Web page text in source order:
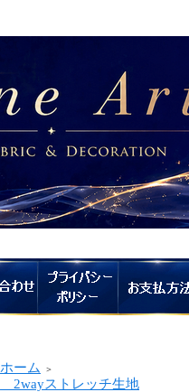
ホーム ＞
2wayストレッチ生地